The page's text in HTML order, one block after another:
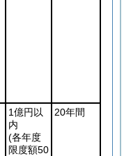
1億円以
内
(各年度
限度額50
20年間